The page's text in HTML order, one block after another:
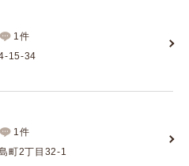
1件
15-34
1件
町2丁目32-1